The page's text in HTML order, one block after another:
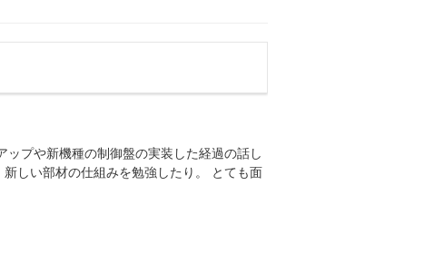
プや新機種の制御盤の実装した経過の話し
しい部材の仕組みを勉強したり。 とても面